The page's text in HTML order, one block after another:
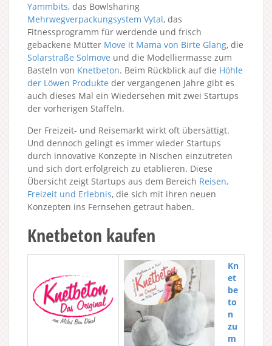
Yammbits, das Bowlsharing
Mehrwegverpackungsystem Vytal, das
Fitnessprogramm für werdende und frisch
gebackene Mütter Move it Mama von Birte Glang, die
Solarstraße Solmove und die Modelliermasse zum
Basteln von Knetbeton. Beim Rückblick auf die Höhle
der Löwen Produkte der vergangenen Jahre gibt es
auch dieses Mal ein Wiedersehen mit zwei Startups
der vorherigen Staffeln.
Der Freizeit- und Reisemarkt wirkt oft übersättigt.
Und dennoch gelingt es immer wieder Startups
durch innovative Konzepte in Nischen einzutreten
und sich dort erfolgreich zu etablieren. Diese
Übersicht zeigt Startups aus dem Bereich Reisen,
Freizeit und Erlebnis, die sich mit ihren neuen
Konzepten ins Fernsehen getraut haben.
Knetbeton kaufen
Kn
et
be
to
n
zu
m